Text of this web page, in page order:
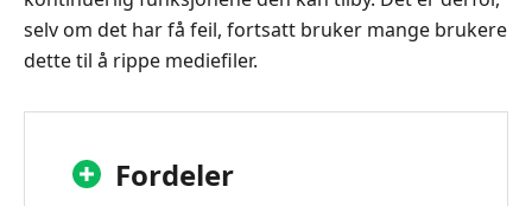
3.
iSkysoft
DVD
4.
selv om det har få feil, fortsatt bruker mange brukere
dette til å rippe mediefiler.
Fordeler